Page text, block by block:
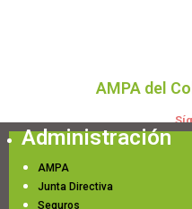
AMPA del
Administración
AMPA
Junta Directiva
Seguros